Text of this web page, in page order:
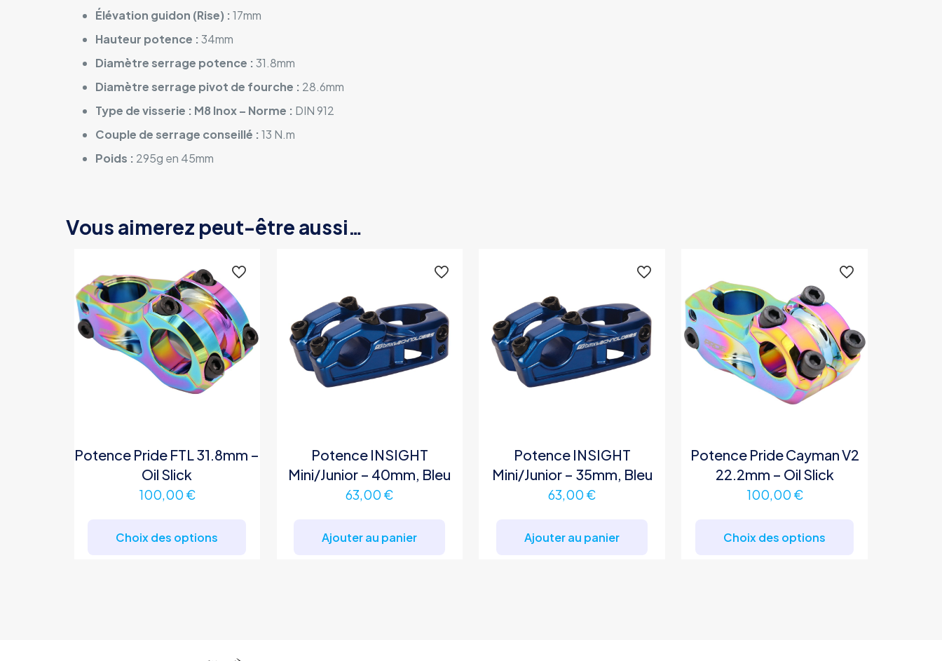
Élévation guidon (Rise) : 17mm
Hauteur potence : 34mm
Diamètre serrage potence : 31.8mm
Diamètre serrage pivot de fourche : 28.6mm
Type de visserie : M8 Inox – Norme : DIN 912
Couple de serrage conseillé : 13 N.m
Poids : 295g en 45mm
Vous aimerez peut-être aussi…
Potence Pride FTL 31.8mm –
Oil Slick
100,00 €
Choix des options
Potence INSIGHT
Mini/Junior – 40mm, Bleu
63,00 €
Ajouter au panier
Potence INSIGHT
Mini/Junior – 35mm, Bleu
63,00 €
Ajouter au panier
Potence Pride Cayman V2
22.2mm – Oil Slick
100,00 €
Choix des options